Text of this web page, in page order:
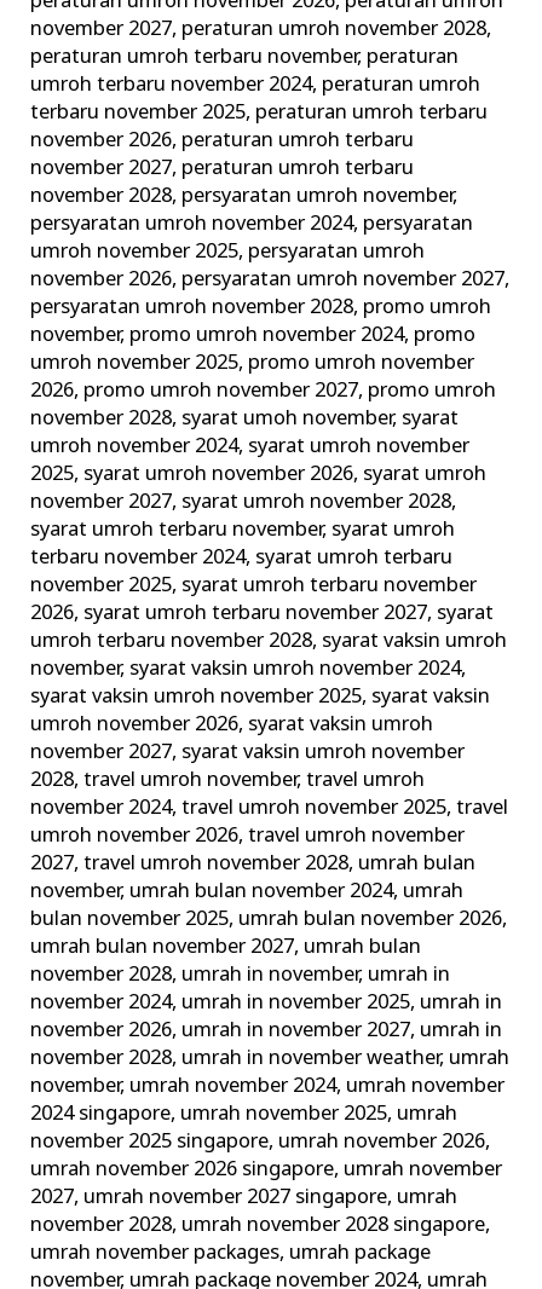
november 2027, peraturan umroh november 2028,
peraturan umroh terbaru november, peraturan
umroh terbaru november 2024, peraturan umroh
terbaru november 2025, peraturan umroh terbaru
november 2026, peraturan umroh terbaru
november 2027, peraturan umroh terbaru
november 2028, persyaratan umroh november,
persyaratan umroh november 2024, persyaratan
umroh november 2025, persyaratan umroh
november 2026, persyaratan umroh november 2027,
persyaratan umroh november 2028, promo umroh
november, promo umroh november 2024, promo
umroh november 2025, promo umroh november
2026, promo umroh november 2027, promo umroh
november 2028, syarat umoh november, syarat
umroh november 2024, syarat umroh november
2025, syarat umroh november 2026, syarat umroh
november 2027, syarat umroh november 2028,
syarat umroh terbaru november, syarat umroh
terbaru november 2024, syarat umroh terbaru
november 2025, syarat umroh terbaru november
2026, syarat umroh terbaru november 2027, syarat
umroh terbaru november 2028, syarat vaksin umroh
november, syarat vaksin umroh november 2024,
syarat vaksin umroh november 2025, syarat vaksin
umroh november 2026, syarat vaksin umroh
november 2027, syarat vaksin umroh november
2028,travel umroh november,travel umroh
november 2024,travel umroh november 2025,travel
umroh november 2026,travel umroh november
2027,travel umroh november 2028, umrah bulan
november, umrah bulan november 2024, umrah
bulan november 2025, umrah bulan november 2026,
umrah bulan november 2027, umrah bulan
november 2028, umrah in november, umrah in
november 2024, umrah in november 2025, umrah in
november 2026, umrah in november 2027, umrah in
november 2028, umrah in november weather, umrah
november, umrah november 2024, umrah november
2024 singapore, umrah november 2025, umrah
november 2025 singapore, umrah november 2026,
umrah november 2026 singapore, umrah november
2027, umrah november 2027 singapore, umrah
november 2028, umrah november 2028 singapore,
umrah november packages, umrah package
november, umrah package november 2024, umrah